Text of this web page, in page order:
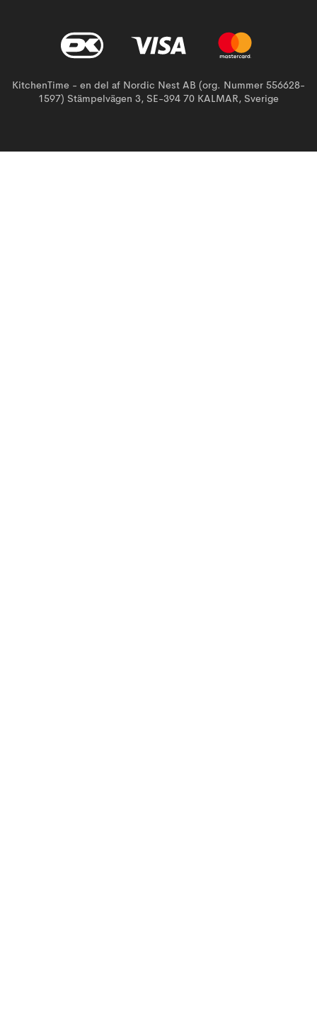
KitchenTime - en del af Nordic Nest AB (org. Nummer 556628-
1597) Stämpelvägen 3, SE-394 70 KALMAR, Sverige